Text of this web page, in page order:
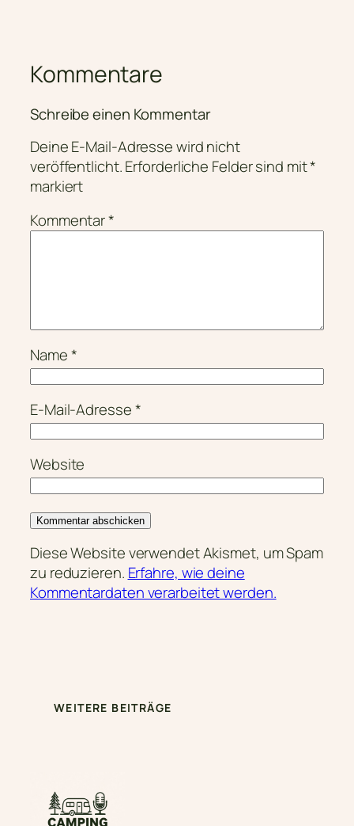
Kommentare
Schreibe einen Kommentar
Deine E-Mail-Adresse wird nicht
veröffentlicht.Erforderliche Felder sind mit*
markiert
Kommentar*
Name*
E-Mail-Adresse*
Website
Diese Website verwendet Akismet, um Spam
zu reduzieren. Erfahre, wie deine
Kommentardaten verarbeitet werden.
WEITERE BEITRÄGE